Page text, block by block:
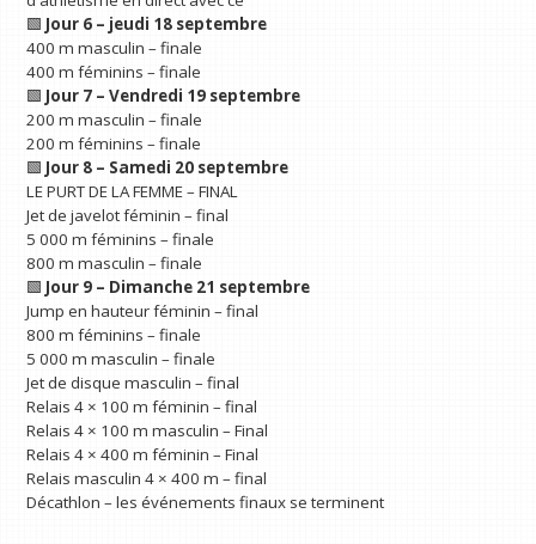
🟩 Jour 6 – jeudi 18 septembre
400 m masculin – finale
400 m féminins – finale
🟩 Jour 7 – Vendredi 19 septembre
200 m masculin – finale
200 m féminins – finale
🟩 Jour 8 – Samedi 20 septembre
LE PURT DE LA FEMME – FINAL
Jet de javelot féminin – final
5 000 m féminins – finale
800 m masculin – finale
🟩 Jour 9 – Dimanche 21 septembre
Jump en hauteur féminin – final
800 m féminins – finale
5 000 m masculin – finale
Jet de disque masculin – final
Relais 4 × 100 m féminin – final
Relais 4 × 100 m masculin – Final
Relais 4 × 400 m féminin – Final
Relais masculin 4 × 400 m – final
Décathlon – les événements finaux se terminent